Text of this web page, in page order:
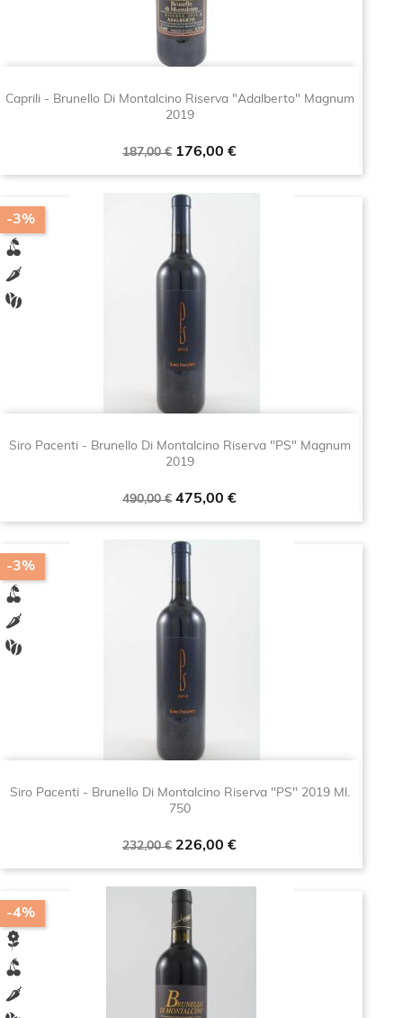
Caprili - Brunello Di Montalcino Riserva "Adalberto" Magnum
2019
Prezzo
187,00 € Prezzo
176,00 €
Siro Pacenti - Brunello Di Montalcino Riserva "PS" Magnum
2019
Prezzo
490,00 € Prezzo
475,00 €
-3%
Siro Pacenti - Brunello Di Montalcino Riserva "PS" 2019 Ml.
750
Prezzo
232,00 € Prezzo
226,00 €
-3%
-4%